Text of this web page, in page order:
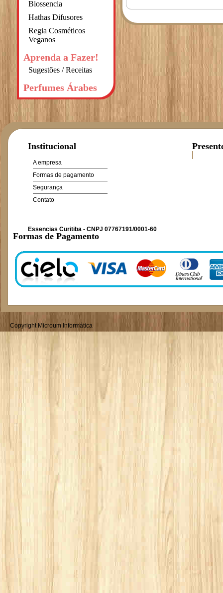
Biossencia
Hathas Difusores
Regia Cosméticos
Veganos
Aprenda a Fazer!
Sugestões / Receitas
Perfumes Árabes
Institucional
A empresa
Formas de pagamento
Segurança
Contato
Essencias Curitiba - CNPJ 07767191/0001-60
Formas de Pagamento
Copyright Microum Informática